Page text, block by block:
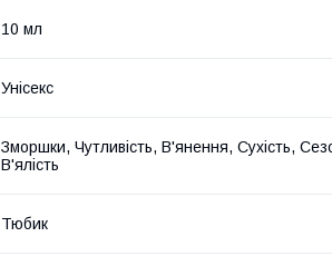
10 мл
Унісекс
Зморшки, Чутливість, В'янення, Сухість,
В'ялість
Тюбик